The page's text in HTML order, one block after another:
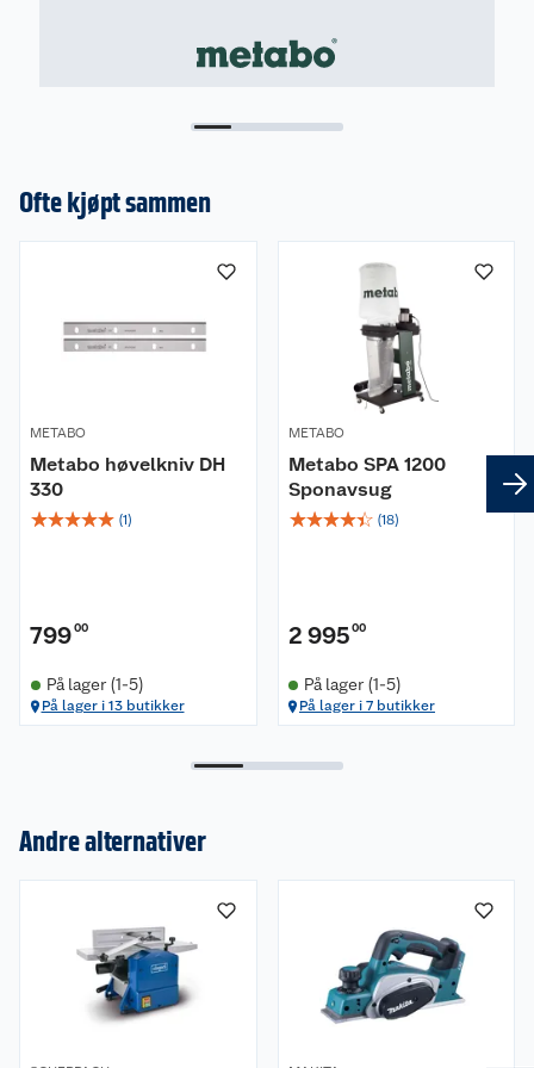
Ofte kjøpt sammen
METABO
Metabo høvelkniv DH
330
☆☆☆☆☆ (1)
79900
På lager (1-5)
På lager i 13 butikker
METABO
Metabo SPA 1200
Sponavsug
☆☆☆☆☆ (18)
2 995 00
På lager (1-5)
På lager i 7 butikker
Andre alternativer
Butikker
Kontakt oss
Om oss
Våre merkevarer
Våre kjeder